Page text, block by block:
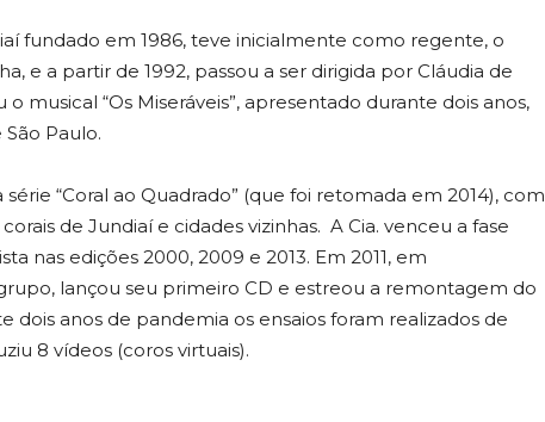
fundado em 1986, teve inicialmente como regente, o
e a partir de 1992, passou a ser dirigida por Cláudia de
o musical “Os Miseráveis”, apresentado durante dois anos,
Paulo.
“Coral ao Quadrado” (que foi retomada em 2014), com
de Jundiaí e cidades vizinhas. A Cia. venceu a fase
nas edições 2000, 2009 e 2013. Em 2011, em
lançou seu primeiro CD e estreou a remontagem do
dois anos de pandemia os ensaios foram realizados de
8 vídeos (coros virtuais).